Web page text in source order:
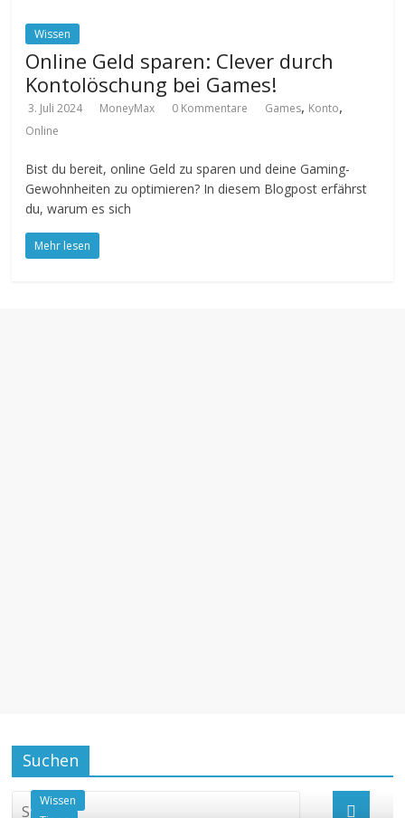
Wissen
Online Geld sparen: Clever durch
Kontolöschung bei Games!
3. Juli 2024 MoneyMax 0 Kommentare Games, Konto,
Online
Bist du bereit, online Geld zu sparen und deine Gaming-
Gewohnheiten zu optimieren? In diesem Blogpost erfährst
du, warum es sich
Mehr lesen
Suchen
Wissen